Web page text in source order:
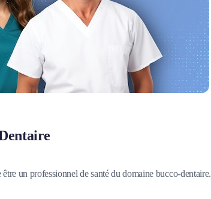
un professionnel de santé du domaine bucco-dentaire.